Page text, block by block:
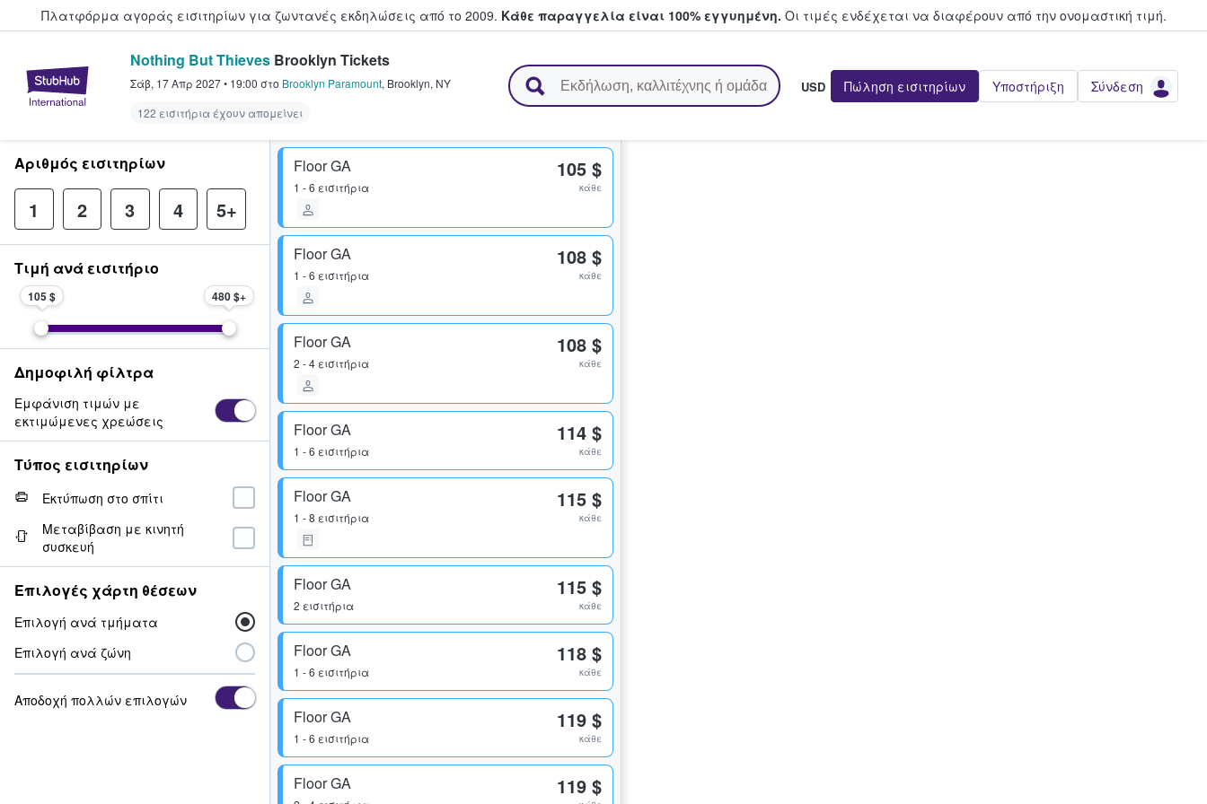
Πλατφόρμα αγοράς εισιτηρίων για ζωντανές εκδηλώσεις από το 2009. Κάθε παραγγελία είναι 100% εγγυημένη. Οι τιμές ενδέχεται να διαφέρουν από την oνομαστική τιμή.
StubHub - Όπου οι φαν αγοράζουν και πουλούν εισιτήρια
Nothing But Thieves Brooklyn Tickets
Σάβ, 17 Απρ 2027• 19:00 στο Brooklyn Paramount, Brooklyn, NY
122 εισιτήρια έχουν απομείνει
USD Πώληση εισιτηρίων Υποστήριξη Σύνδεση
Floor GA
1 - 6 εισιτήρια
105 $
κάθε
Floor GA
1 - 6 εισιτήρια
108 $
κάθε
Floor GA
2 - 4 εισιτήρια
108 $
κάθε
Floor GA
1 - 6 εισιτήρια
114 $
κάθε
Floor GA
1 - 8 εισιτήρια
115 $
κάθε
Floor GA
2 εισιτήρια
115 $
κάθε
Floor GA
1 - 6 εισιτήρια
118 $
κάθε
Floor GA
1 - 6 εισιτήρια
119 $
κάθε
Floor GA 119 $
Αριθμός εισιτηρίων
1 2 3 4 5+
Τιμή ανά εισιτήριο
105 $ 480 $
Δημοφιλή φίλτρα
Εμφάνιση τιμών με
εκτιμώμενες χρεώσεις
Τύπος εισιτηρίων
Εκτύπωση στο σπίτι
Μεταβίβαση με κινητή
συσκευή
Επιλογές χάρτη θέσεων
Επιλογή ανά τμήματα
Επιλογή ανά ζώνη
Αποδοχή πολλών επιλογών